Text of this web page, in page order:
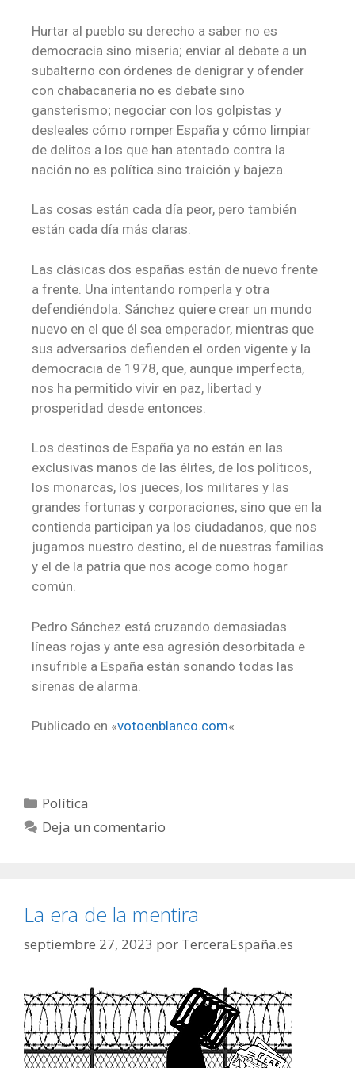
Hurtar al pueblo su derecho a saber no es
democracia sino miseria; enviar al debate a un
subalterno con órdenes de denigrar y ofender
con chabacanería no es debate sino
gansterismo; negociar con los golpistas y
desleales cómo romper España y cómo limpiar
de delitos a los que han atentado contra la
nación no es política sino traición y bajeza.
Las cosas están cada día peor, pero también
están cada día más claras.
Las clásicas dos españas están de nuevo frente
a frente. Una intentando romperla y otra
defendiéndola. Sánchez quiere crear un mundo
nuevo en el que él sea emperador, mientras que
sus adversarios defienden el orden vigente y la
democracia de 1978, que, aunque imperfecta,
nos ha permitido vivir en paz, libertad y
prosperidad desde entonces.
Los destinos de España ya no están en las
exclusivas manos de las élites, de los políticos,
los monarcas, los jueces, los militares y las
grandes fortunas y corporaciones, sino que en la
contienda participan ya los ciudadanos, que nos
jugamos nuestro destino, el de nuestras familias
y el de la patria que nos acoge como hogar
común.
Pedro Sánchez está cruzando demasiadas
líneas rojas y ante esa agresión desorbitada e
insufrible a España están sonando todas las
sirenas de alarma.
Publicado en «votoenblanco.com«
Política
Deja un comentario
La era de la mentira
septiembre 27, 2023 por TerceraEspaña.es